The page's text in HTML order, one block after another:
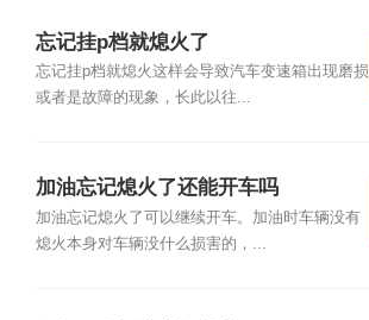
忘记挂p档就熄火了
忘记挂p档就熄火这样会导致汽车变速箱出现磨损
或者是故障的现象，长此以往...
加油忘记熄火了还能开车吗
加油忘记熄火了可以继续开车。加油时车辆没有
熄火本身对车辆没什么损害的，...